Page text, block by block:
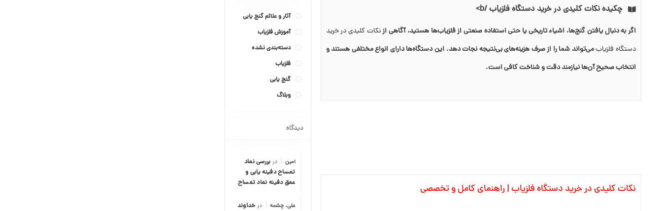
چکیده نکات کلیدی در خرید دستگاه فلزیاب /b>
اگر به دنبال یافتن گنج‌ها، اشیاء تاریخی یا حتی استفاده صنعتی از فلزیاب‌ها هستید، آگاهی ازنکات کلیدی در خرید
دستگاه فلزیابمی‌تواند شما را از صرف هزینه‌های بی‌نتیجه نجات دهد. این دستگاه‌ها دارای انواع مختلفی هستند و
انتخاب صحیح آن‌ها نیازمند دقت و شناخت کافی است.
نکات کلیدی در خرید دستگاه فلزیاب | راهنمای کامل و تخصصی
آثار و علائم گنج یابی
آموزش فلزیاب
دسته‌بندی نشده
فلزیاب
گنج یابی
وبلاگ
دیدگاه
امین در بررسی نماد
تمساح دفینه یابی و
عمق دفینه نماد تمساح
علی. چشمه در خداوند